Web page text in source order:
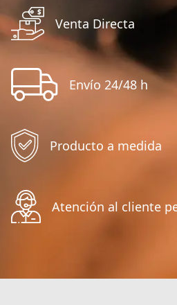
Venta Directa
Envío 24/48 h
Producto a medida
Atención al cliente